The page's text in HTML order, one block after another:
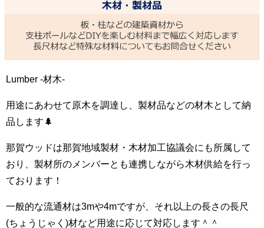
Lumber -材木-
用途にあわせて原木を調達し、製材品などの材木として納
品します🌲
那賀ウッドは那賀地域製材・木材加工協議会にも所属して
おり、製材所のメンバーとも連携しながら木材供給を行っ
ております！
一般的な流通材は3mや4mですが、それ以上の長さの長尺
(ちょうじゃく)材など用途に応じて対応します＾＾